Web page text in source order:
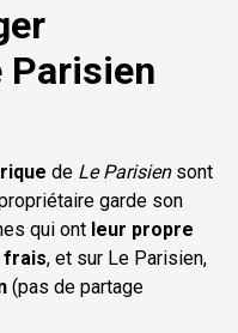
Parisien
de Le Parisiensont
garde son
qui ont leur propre
frais, et sur Le Parisien,
(pas de partage